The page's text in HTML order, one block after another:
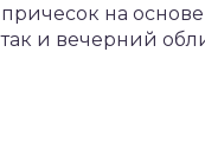
на
и вечерний